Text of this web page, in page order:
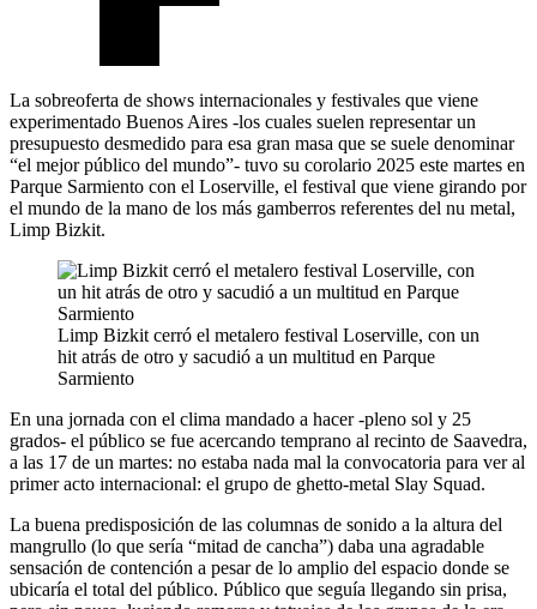
La sobreoferta de shows internacionales y festivales que viene
experimentado Buenos Aires -los cuales suelen representar un
presupuesto desmedido para esa gran masa que se suele denominar
“el mejor público del mundo”- tuvo su corolario 2025 este martes en
Parque Sarmiento con el Loserville, el festival que viene girando por
el mundo de la mano de los más gamberros referentes del nu metal,
Limp Bizkit.
Limp Bizkit cerró el metalero festival Loserville, con un
hit atrás de otro y sacudió a un multitud en Parque
Sarmiento
En una jornada con el clima mandado a hacer -pleno sol y 25
grados- el público se fue acercando temprano al recinto de Saavedra,
a las 17 de un martes: no estaba nada mal la convocatoria para ver al
primer acto internacional: el grupo de ghetto-metal Slay Squad.
La buena predisposición de las columnas de sonido a la altura del
mangrullo (lo que sería “mitad de cancha”) daba una agradable
sensación de contención a pesar de lo amplio del espacio donde se
ubicaría el total del público. Público que seguía llegando sin prisa,